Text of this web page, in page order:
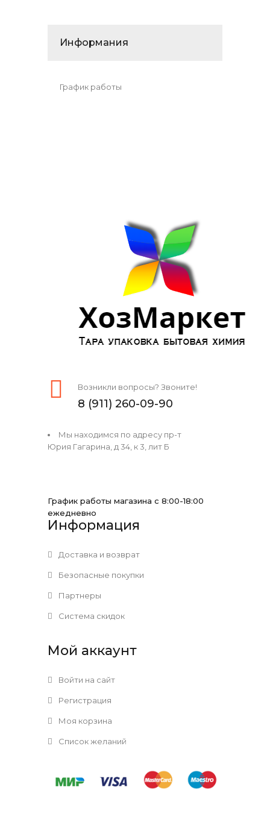
Информания
График работы
Возникли вопросы? Звоните!
8 (911) 260-09-90
Мы находимся по адресу пр-т
Юрия Гагарина, д 34, к 3, лит Б
График работы магазина с 8:00-18:00
ежедневно
Информация
Доставка и возврат
Безопасные покупки
Партнеры
Система скидок
Мой аккаунт
Войти на сайт
Регистрация
Моя корзина
Список желаний